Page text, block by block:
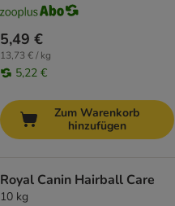
5,49 €
13,73 € / kg
5,22 €
Zum Warenkorb
hinzufügen
Royal Canin Hairball Care
10 kg